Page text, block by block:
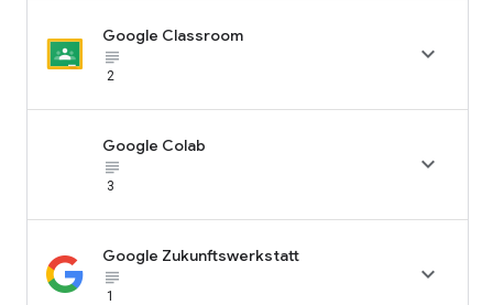
Google Classroom
subject_black
2

Google Colab
subject_black
3

Google Zukunftswerkstatt
subject_black
1
